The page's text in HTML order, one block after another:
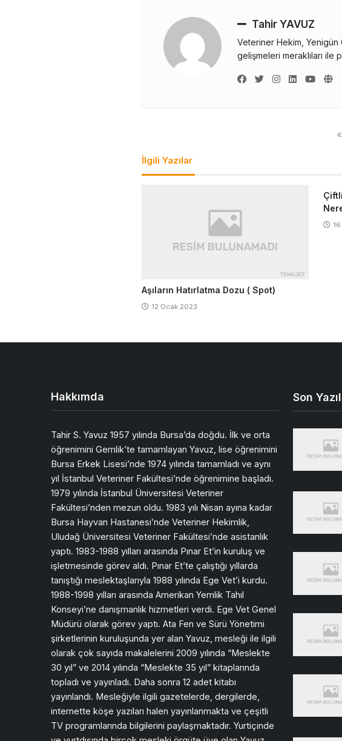
Tahir YAVUZ
Veteriner Hekim, Yenigün
gelişmeleri meraklıları ile
İlgili Yazılar
Aşıların Hatırlatma Dozu ( Spot)
12 Ocak 2023
Hakkımda
Tahir S. Yavuz 1957 yılında Bursa’da doğdu. İlk ve orta
öğrenimini Gemlik’te tamamlayan Yavuz, lise öğrenimini
Bursa Erkek Lisesi’nde 1974 yılında tamamladı ve aynı
yıl İstanbul Veteriner Fakültesi’nde öğrenimine başladı.
1979 yılında İstanbul Üniversitesi Veteriner
Fakültesi’nden mezun oldu. 1983 yılı Nisan ayına kadar
Bursa Hayvan Hastanesi’nde Veteriner Hekimlik,
Uludağ Üniversitesi Veteriner Fakültesi’nde asistanlık
yaptı. 1983-1988 yılları arasında Pınar Et’in kuruluş ve
işletmesinde görev aldı. Pınar Et’te çalıştığı yıllarda
tanıştığı meslektaşlarıyla 1988 yılında Ege Vet’i kurdu.
1988-1998 yılları arasında Amerikan Yemlik Tahıl
Konseyi’ne danışmanlık hizmetleri verdi. Ege Vet Genel
Müdürü olarak görev yaptı. Ata Fen ve Sürü Yönetimi
şirketlerinin kuruluşunda yer alan Yavuz, mesleği ile ilgili
olarak çok sayıda makalelerini 2009 yılında “Meslekte
30 yıl” ve 2014 yılında “Meslekte 35 yıl” kitaplarında
topladı ve yayınladı. Daha sonra 12 adet kitabı
yayınlandı. Mesleğiyle ilgili gazetelerde, dergilerde,
internette köşe yazıları halen yayınlanmakta ve çeşitli
TV programlarında bilgilerini paylaşmaktadır. Yurtiçinde
Son